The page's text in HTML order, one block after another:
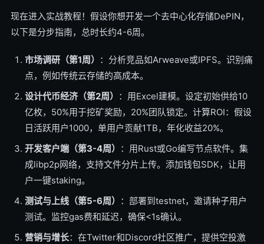
现在进入实战教程！假设你想开发一个去中心化存储DePIN，
以下是分步指南，总时长约4-6周。
市场调研（第1周） ：分析竞品如Arweave或IPFS。识别痛
点，例如传统云存储的高成本。
设计代币经济（第2周） ：用Excel建模。设定初始供给10
亿枚，50%用于挖矿奖励，20%团队锁定。计算ROI：假设
日活跃用户1000，单用户贡献1TB，年化收益20%。
开发客户端（第3-4周） ：用Rust或Go编写节点软件。集
成libp2p网络，支持文件分片上传。添加钱包SDK，让用
户一键staking。
测试与上线（第5-6周） ：部署到testnet，邀请种子用户
测试。监控gas费和延迟，确保<1s确认。
营销与增长：在Twitter和Discord社区推广，提供空投激